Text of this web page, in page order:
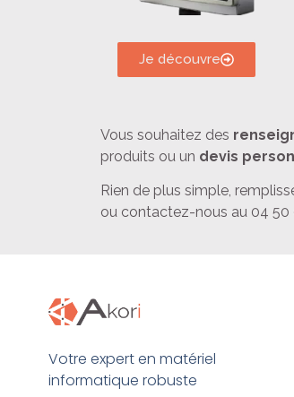
Je découvre
Vous souhaitez des
produits ou un devis
Rien de plus simple,
ou contactez-nous au 04 50
Votre expert en matériel
informatique robuste